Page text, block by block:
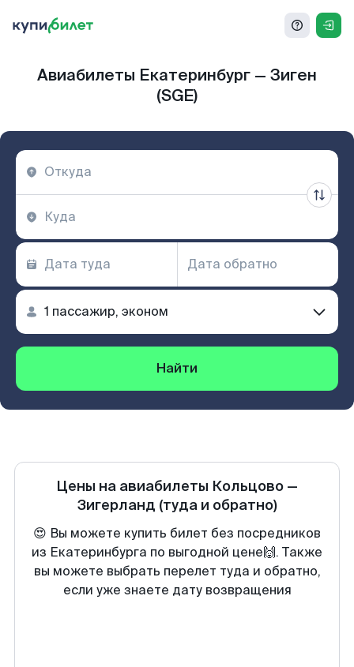
Авиабилеты Екатеринбург — Зиген
(SGE)
Найти
Цены на авиабилеты Кольцово —
Зигерланд (туда и обратно)
😍 Вы можете купить билет без посредников
из Екатеринбурга по выгодной цене🙌. Также
вы можете выбрать перелет туда и обратно,
если уже знаете дату возвращения